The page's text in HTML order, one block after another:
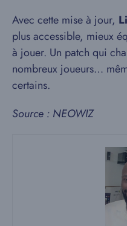
Avec cette mise à jour,
plus accessible, mieux
à jouer. Un patch qui
nombreux joueurs…
certains.
Source : NEOWIZ